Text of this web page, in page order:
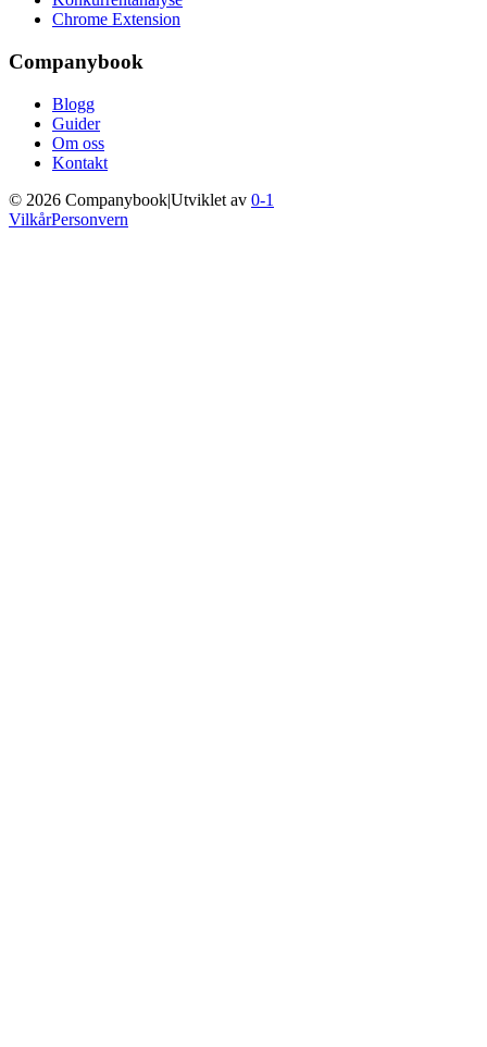
Chrome Extension
Companybook
Blogg
Guider
Om oss
Kontakt
© 2026 Companybook|Utviklet av 0-1
VilkårPersonvern